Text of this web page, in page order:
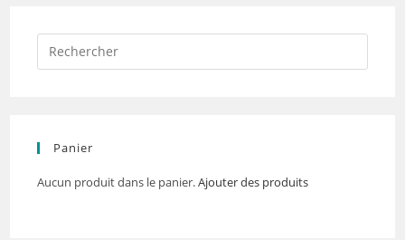
Panier
Aucun produit dans le panier.Ajouter des produits